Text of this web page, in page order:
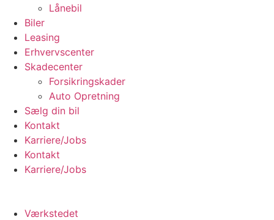
Lånebil
Biler
Leasing
Erhvervscenter
Skadecenter
Forsikringskader
Auto Opretning
Sælg din bil
Kontakt
Karriere/Jobs
Kontakt
Karriere/Jobs
Værkstedet